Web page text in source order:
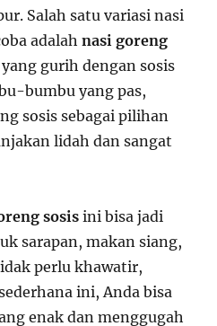
Salah satu variasi nasi
adalahnasi goreng
gurih dengan sosis
bumbu yang pas,
sosis sebagai pilihan
lidah dan sangat
sosis ini bisa jadi
sarapan, makan siang,
perlu khawatir,
ini, Anda bisa
enak dan menggugah